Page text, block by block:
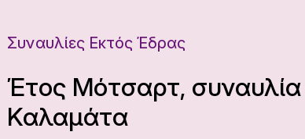
Συναυλίες Εκτός Έδρας
Έτος Μότσαρτ,
Καλαμάτα